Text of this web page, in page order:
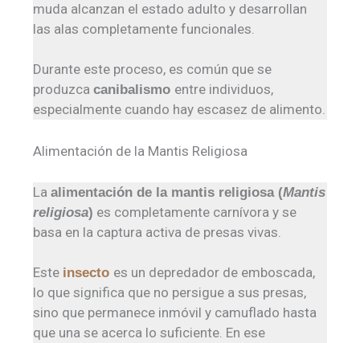
muda alcanzan el estado adulto y desarrollan
las alas completamente funcionales.
Durante este proceso, es común que se
produzcacanibalismo entre individuos,
especialmente cuando hay escasez de alimento.
Alimentación de la Mantis Religiosa
Laalimentación de la mantis religiosa (Mantis
religiosa) es completamente carnívora y se
basa en la captura activa de presas vivas.
Este insecto es un depredador de emboscada,
lo que significa que no persigue a sus presas,
sino que permanece inmóvil y camuflado hasta
que una se acerca lo suficiente. En ese